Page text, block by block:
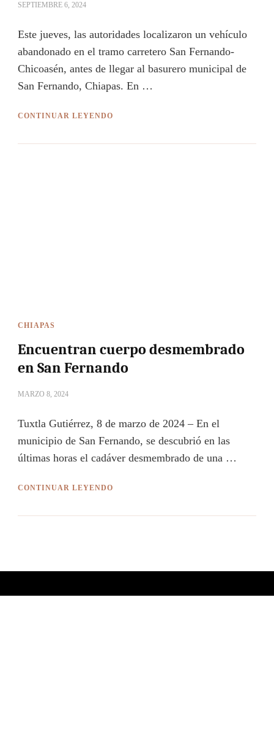
SEPTIEMBRE 6, 2024
Este jueves, las autoridades localizaron un vehículo
abandonado en el tramo carretero San Fernando-
Chicoasén, antes de llegar al basurero municipal de
San Fernando, Chiapas. En …
CONTINUAR LEYENDO
CHIAPAS
Encuentran cuerpo desmembrado
en San Fernando
MARZO 8, 2024
Tuxtla Gutiérrez, 8 de marzo de 2024 – En el
municipio de San Fernando, se descubrió en las
últimas horas el cadáver desmembrado de una …
CONTINUAR LEYENDO